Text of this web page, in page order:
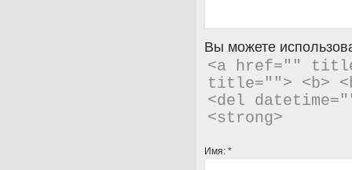
Вы можете
<a href=""
title=""> <b>
<del
<strong>
Имя: *